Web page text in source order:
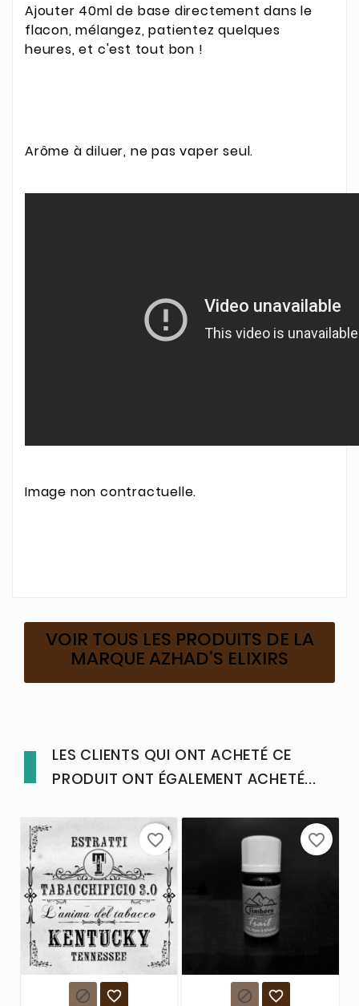
Ajouter 40ml de base directement dans le
flacon, mélangez, patientez quelques
heures, et c'est tout bon !
Arôme à diluer, ne pas vaper seul.
Image non contractuelle.
VOIR TOUS LES PRODUITS DE LA
MARQUE AZHAD'S ELIXIRS
LES CLIENTS QUI ONT ACHETÉ CE
PRODUIT ONT ÉGALEMENT ACHETÉ...
 
favorite_border
 
favorite_border